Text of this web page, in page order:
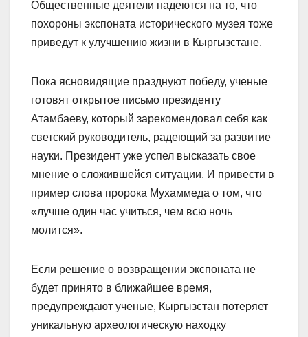
Общест­венные деятели надеются на то, что
похороны экспоната исторического музея тоже
приведут к улучшению жизни в Кыргызстане.
Пока ясновидящие празднуют победу, ученые
готовят открытое письмо президенту
Атамбаеву, который зарекомендовал себя как
светский руководитель, радеющий за развитие
науки. Президент уже успел высказать свое
мнение о сложившейся ситуации. И привести в
пример слова пророка Мухаммеда о том, что
«лучше один час учиться, чем всю ночь
молится».
Если решение о возвращении экспоната не
будет принято в ближайшее время,
предупреждают ученые, Кыргызстан потеряет
уникальную археологическую находку